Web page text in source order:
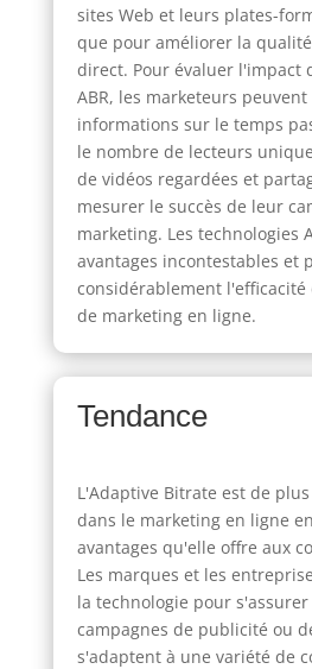
sites Web et leurs plates-
que pour améliorer la
direct. Pour évaluer l'impact
ABR, les marketeurs
informations sur le temps
le nombre de lecteurs
de vidéos regardées et
mesurer le succès de leur
marketing. Les technologies
avantages incontestables et
considérablement l'efficacité
de marketing en ligne.
Tendance
L'Adaptive Bitrate est de
dans le marketing en ligne
avantages qu'elle offre aux
Les marques et les
la technologie pour
campagnes de publicité ou
s'adaptent à une variété de